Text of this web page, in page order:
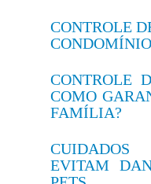
CONTROLE
CONTROLE
COMO
FAMÍLIA?
EVITAM